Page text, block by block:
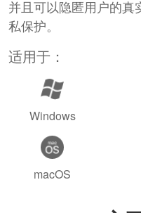
并且可以隐匿用户的真
私保护。
适用于：
Windows
macOS